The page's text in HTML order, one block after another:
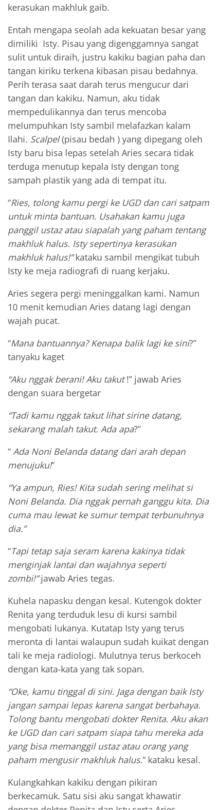
kerasukan makhluk gaib.
Entah mengapa seolah ada kekuatan besar yang
dimiliki Isty. Pisau yang digenggamnya sangat
sulit untuk diraih, justru kakiku bagian paha dan
tangan kiriku terkena kibasan pisau bedahnya.
Perih terasa saat darah terus mengucur dari
tangan dan kakiku. Namun, aku tidak
mempedulikannya dan terus mencoba
melumpuhkan Isty sambil melafazkan kalam
Ilahi. Scalpel(pisau bedah ) yang dipegang oleh
Isty baru bisa lepas setelah Aries secara tidak
terduga menutup kepala Isty dengan tong
sampah plastik yang ada di tempat itu.
“Ries, tolong kamu pergi ke UGD dan cari satpam
untuk minta bantuan. Usahakan kamu juga
panggil ustaz atau siapalah yang paham tentang
makhluk halus. Isty sepertinya kerasukan
makhluk halus!”kataku sambil mengikat tubuh
Isty ke meja radiografi di ruang kerjaku.
Aries segera pergi meninggalkan kami. Namun
10 menit kemudian Aries datang lagi dengan
wajah pucat.
“Mana bantuannya? Kenapa balik lagi ke sini?”
tanyaku kaget
“Aku nggak berani! Aku takut!” jawab Aries
dengan suara bergetar
“Tadi kamu nggak takut lihat sirine datang,
sekarang malah takut. Ada apa?”
“ Ada Noni Belanda datang dari arah depan
menujuku!”
“Ya ampun, Ries! Kita sudah sering melihat si
Noni Belanda. Dia nggak pernah ganggu kita. Dia
cuma mau lewat ke sumur tempat terbunuhnya
dia.”
“Tapi tetap saja seram karena kakinya tidak
menginjak lantai dan wajahnya seperti
zombi!”jawab Aries tegas.
Kuhela napasku dengan kesal. Kutengok dokter
Renita yang terduduk lesu di kursi sambil
mengobati lukanya. Kutatap Isty yang terus
meronta di lantai walaupun sudah kuikat dengan
tali ke meja radiologi. Mulutnya terus berkoceh
dengan kata-kata yang tak sopan.
“Oke, kamu tinggal di sini. Jaga dengan baik Isty
jangan sampai lepas karena sangat berbahaya.
Tolong bantu mengobati dokter Renita. Aku akan
ke UGD dan cari satpam siapa tahu mereka ada
yang bisa memanggil ustaz atau orang yang
paham mengusir makhluk halus.” kataku kesal.
Kulangkahkan kakiku dengan pikiran
berkecamuk. Satu sisi aku sangat khawatir